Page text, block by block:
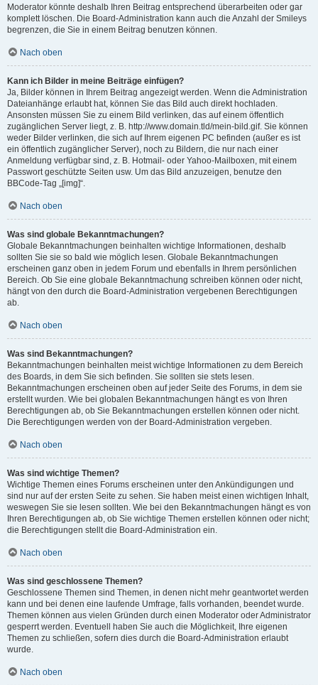
Moderator könnte deshalb Ihren Beitrag entsprechend überarbeiten oder gar
komplett löschen. Die Board-Administration kann auch die Anzahl der Smileys
begrenzen, die Sie in einem Beitrag benutzen können.
Nach oben
Kann ich Bilder in meine Beiträge einfügen?
Ja, Bilder können in Ihrem Beitrag angezeigt werden. Wenn die Administration
Dateianhänge erlaubt hat, können Sie das Bild auch direkt hochladen.
Ansonsten müssen Sie zu einem Bild verlinken, das auf einem öffentlich
zugänglichen Server liegt, z. B. http://www.domain.tld/mein-bild.gif. Sie können
weder Bilder verlinken, die sich auf Ihrem eigenen PC befinden (außer es ist
ein öffentlich zugänglicher Server), noch zu Bildern, die nur nach einer
Anmeldung verfügbar sind, z. B. Hotmail- oder Yahoo-Mailboxen, mit einem
Passwort geschützte Seiten usw. Um das Bild anzuzeigen, benutze den
BBCode-Tag „[img]“.
Nach oben
Was sind globale Bekanntmachungen?
Globale Bekanntmachungen beinhalten wichtige Informationen, deshalb
sollten Sie sie so bald wie möglich lesen. Globale Bekanntmachungen
erscheinen ganz oben in jedem Forum und ebenfalls in Ihrem persönlichen
Bereich. Ob Sie eine globale Bekanntmachung schreiben können oder nicht,
hängt von den durch die Board-Administration vergebenen Berechtigungen
ab.
Nach oben
Was sind Bekanntmachungen?
Bekanntmachungen beinhalten meist wichtige Informationen zu dem Bereich
des Boards, in dem Sie sich befinden. Sie sollten sie stets lesen.
Bekanntmachungen erscheinen oben auf jeder Seite des Forums, in dem sie
erstellt wurden. Wie bei globalen Bekanntmachungen hängt es von Ihren
Berechtigungen ab, ob Sie Bekanntmachungen erstellen können oder nicht.
Die Berechtigungen werden von der Board-Administration vergeben.
Nach oben
Was sind wichtige Themen?
Wichtige Themen eines Forums erscheinen unter den Ankündigungen und
sind nur auf der ersten Seite zu sehen. Sie haben meist einen wichtigen Inhalt,
weswegen Sie sie lesen sollten. Wie bei den Bekanntmachungen hängt es von
Ihren Berechtigungen ab, ob Sie wichtige Themen erstellen können oder nicht;
die Berechtigungen stellt die Board-Administration ein.
Nach oben
Was sind geschlossene Themen?
Geschlossene Themen sind Themen, in denen nicht mehr geantwortet werden
kann und bei denen eine laufende Umfrage, falls vorhanden, beendet wurde.
Themen können aus vielen Gründen durch einen Moderator oder Administrator
gesperrt werden. Eventuell haben Sie auch die Möglichkeit, Ihre eigenen
Themen zu schließen, sofern dies durch die Board-Administration erlaubt
wurde.
Nach oben